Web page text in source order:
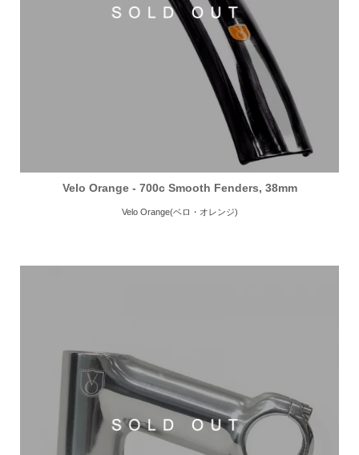
Velo Orange - 700c Smooth Fenders, 38mm
Velo Orange(ベロ・オレンジ)